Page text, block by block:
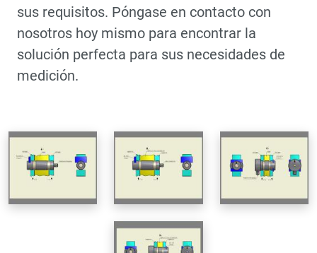
sus requisitos. Póngase en contacto con
nosotros hoy mismo para encontrar la
solución perfecta para sus necesidades de
medición.